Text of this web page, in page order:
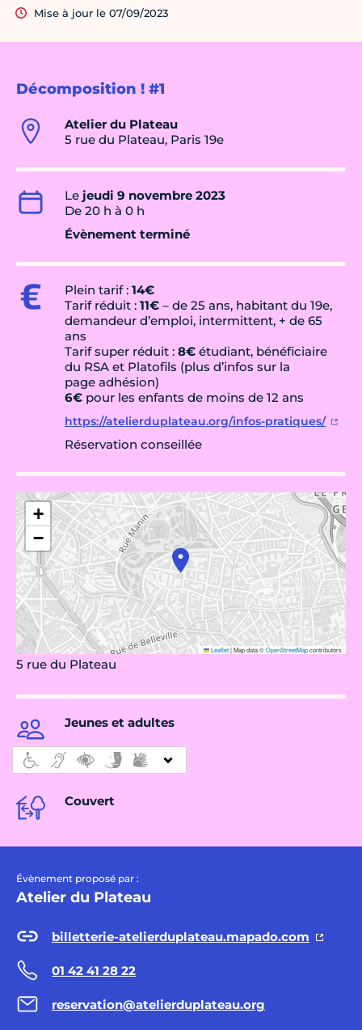
Décomposition ! #1
Atelier du Plateau
5 rue du Plateau, Paris 19e
Le jeudi 9 novembre 2023
De 20 h à 0 h
Évènement terminé
Plein tarif : 14€
Tarif réduit : 11€ – de 25 ans, habitant du 19e,
demandeur d’emploi, intermittent, + de 65
ans
Tarif super réduit : 8€ étudiant, bénéficiaire
du RSA et Platofils (plus d’infos sur la
page adhésion)
6€ pour les enfants de moins de 12 ans
https://atelierduplateau.org/infos-pratiques/
Réservation conseillée
+
−
Leaflet|Map data ©OpenStreetMapcontributors
5 rue du Plateau
Jeunes et adultes
Couvert
Évènement proposé par :
Atelier du Plateau
billetterie-atelierduplateau.mapado.com
01 42 41 28 22
reservation@atelierduplateau.org
Mise à jour le 07/09/2023